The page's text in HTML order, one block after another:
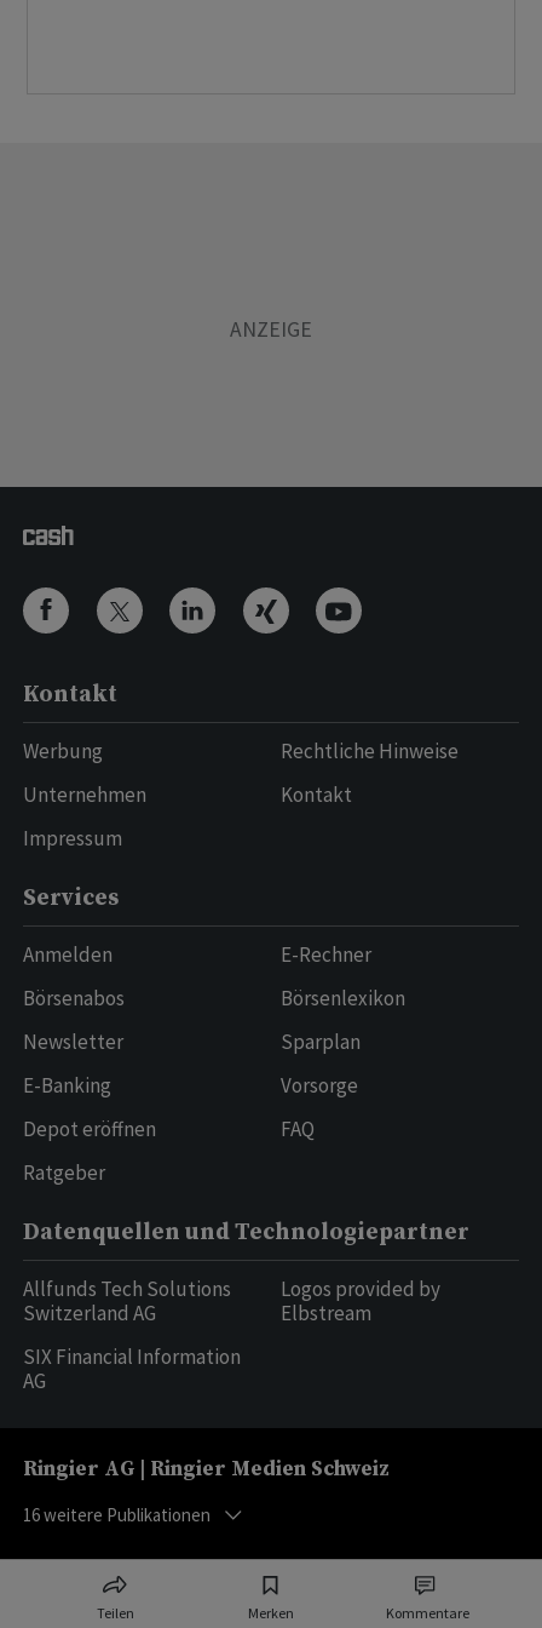
Teilen Merken Kommentare
Kontakt
Werbung
Unternehmen
Impressum
Rechtliche Hinweise
Kontakt
Services
Anmelden
Börsenabos
Newsletter
E-Banking
Depot eröffnen
Ratgeber
E-Rechner
Börsenlexikon
Sparplan
Vorsorge
FAQ
Datenquellen und Technologiepartner
Allfunds Tech Solutions
Switzerland AG
SIX Financial Information
AG
Logos provided by
Elbstream
Ringier AG | Ringier Medien Schweiz
16weitere Publikationen